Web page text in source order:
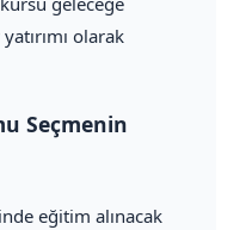
olarak
Seçmenin
eğitim alınacak